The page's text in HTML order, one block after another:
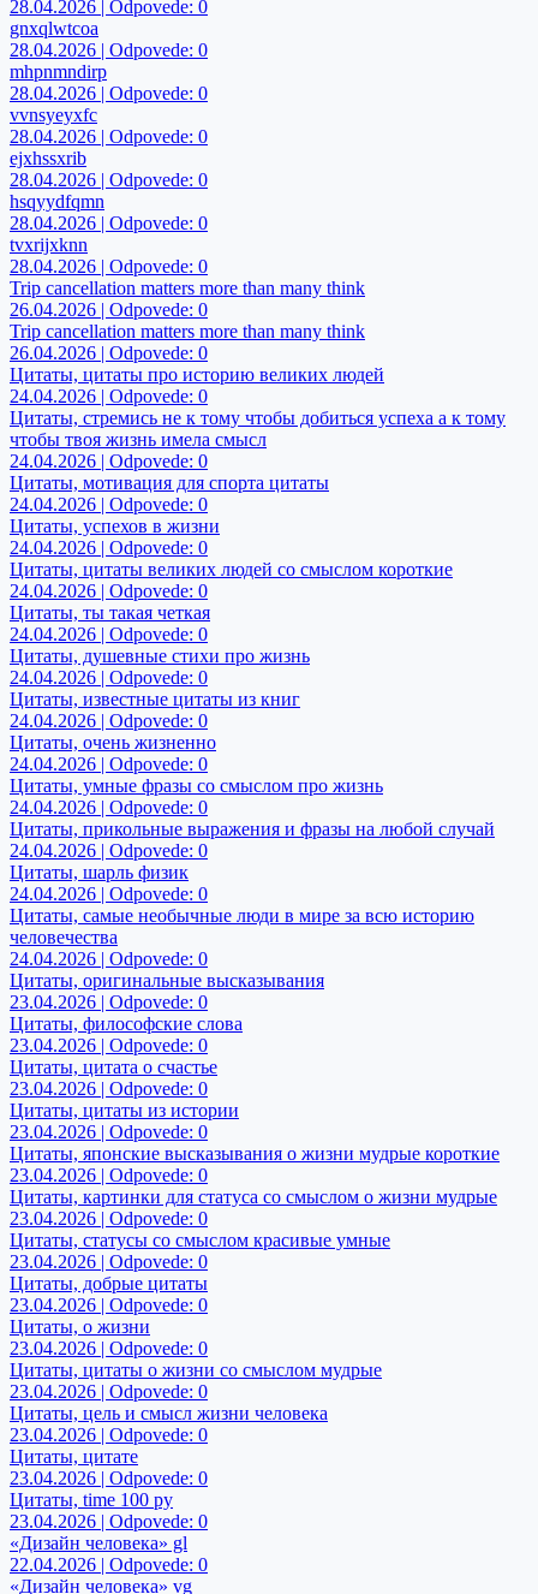
28.04.2026 | Odpovede: 0
gnxqlwtcoa
28.04.2026 | Odpovede: 0
mhpnmndirp
28.04.2026 | Odpovede: 0
vvnsyeyxfc
28.04.2026 | Odpovede: 0
ejxhssxrib
28.04.2026 | Odpovede: 0
hsqyydfqmn
28.04.2026 | Odpovede: 0
tvxrijxknn
28.04.2026 | Odpovede: 0
Trip cancellation matters more than many think
26.04.2026 | Odpovede: 0
Trip cancellation matters more than many think
26.04.2026 | Odpovede: 0
Цитаты, цитаты про историю великих людей
24.04.2026 | Odpovede: 0
Цитаты, стремись не к тому чтобы добиться успеха а к тому
чтобы твоя жизнь имела смысл
24.04.2026 | Odpovede: 0
Цитаты, мотивация для спорта цитаты
24.04.2026 | Odpovede: 0
Цитаты, успехов в жизни
24.04.2026 | Odpovede: 0
Цитаты, цитаты великих людей со смыслом короткие
24.04.2026 | Odpovede: 0
Цитаты, ты такая четкая
24.04.2026 | Odpovede: 0
Цитаты, душевные стихи про жизнь
24.04.2026 | Odpovede: 0
Цитаты, известные цитаты из книг
24.04.2026 | Odpovede: 0
Цитаты, очень жизненно
24.04.2026 | Odpovede: 0
Цитаты, умные фразы со смыслом про жизнь
24.04.2026 | Odpovede: 0
Цитаты, прикольные выражения и фразы на любой случай
24.04.2026 | Odpovede: 0
Цитаты, шарль физик
24.04.2026 | Odpovede: 0
Цитаты, самые необычные люди в мире за всю историю
человечества
24.04.2026 | Odpovede: 0
Цитаты, оригинальные высказывания
23.04.2026 | Odpovede: 0
Цитаты, философские слова
23.04.2026 | Odpovede: 0
Цитаты, цитата о счастье
23.04.2026 | Odpovede: 0
Цитаты, цитаты из истории
23.04.2026 | Odpovede: 0
Цитаты, японские высказывания о жизни мудрые короткие
23.04.2026 | Odpovede: 0
Цитаты, картинки для статуса со смыслом о жизни мудрые
23.04.2026 | Odpovede: 0
Цитаты, статусы со смыслом красивые умные
23.04.2026 | Odpovede: 0
Цитаты, добрые цитаты
23.04.2026 | Odpovede: 0
Цитаты, о жизни
23.04.2026 | Odpovede: 0
Цитаты, цитаты о жизни со смыслом мудрые
23.04.2026 | Odpovede: 0
Цитаты, цель и смысл жизни человека
23.04.2026 | Odpovede: 0
Цитаты, цитате
23.04.2026 | Odpovede: 0
Цитаты, time 100 ру
23.04.2026 | Odpovede: 0
«Дизайн человека» gl
22.04.2026 | Odpovede: 0
«Дизайн человека» vg